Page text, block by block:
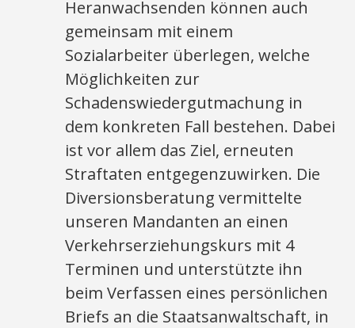
Heranwachsenden können auch
gemeinsam mit einem
Sozialarbeiter überlegen, welche
Möglichkeiten zur
Schadenswiedergutmachung in
dem konkreten Fall bestehen. Dabei
ist vor allem das Ziel, erneuten
Straftaten entgegenzuwirken. Die
Diversionsberatung vermittelte
unseren Mandanten an einen
Verkehrserziehungskurs mit 4
Terminen und unterstützte ihn
beim Verfassen eines persönlichen
Briefs an die Staatsanwaltschaft, in